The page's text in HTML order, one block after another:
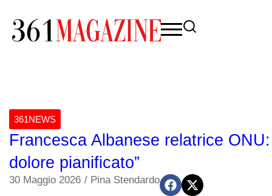
361NEWS
Francesca Albanese relatrice
dolore pianificato”
30 Maggio 2026 / Pina Stendardo